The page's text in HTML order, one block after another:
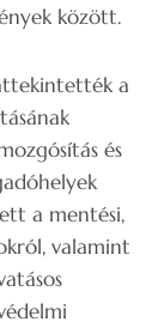
között.
a
és
a mentési,
valamint